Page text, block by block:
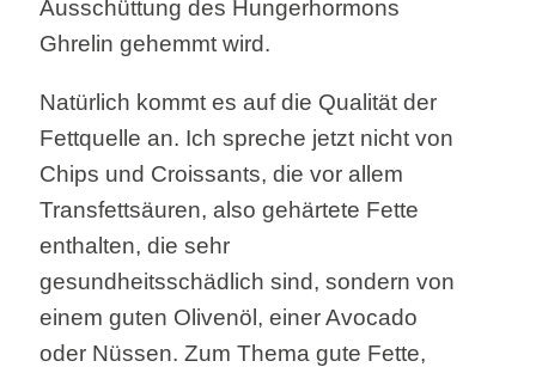
Ausschüttung des Hungerhormons
Ghrelin gehemmt wird.
Natürlich kommt es auf die Qualität der
Fettquelle an. Ich spreche jetzt nicht von
Chips und Croissants, die vor allem
Transfettsäuren, also gehärtete Fette
enthalten, die sehr
gesundheitsschädlich sind, sondern von
einem guten Olivenöl, einer Avocado
oder Nüssen. Zum Thema gute Fette,